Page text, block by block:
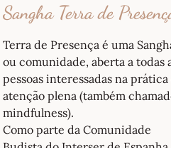
Sangha Terra de
Terra de Presença é uma
ou comunidade, aberta a todas
pessoas interessadas na prática
atenção plena (também
mindfulness).
Como parte da Comunidade